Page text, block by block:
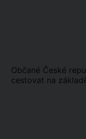
Občané České
cestovat na